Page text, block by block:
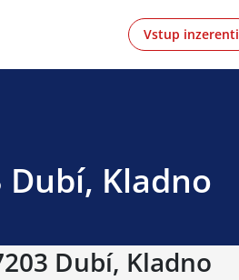
Vstup inzerenti
Dubí, Kladno
Dubí, Kladno